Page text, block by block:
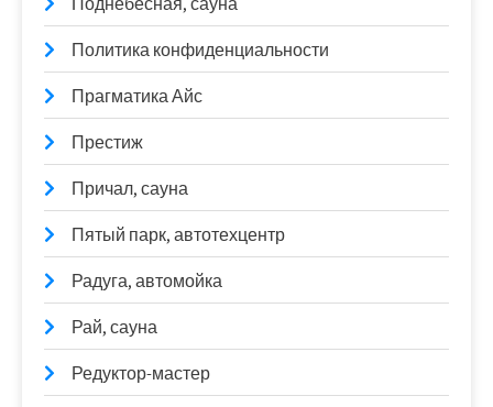
Политика конфиденциальности
Прагматика Айс
Престиж
Причал, сауна
Пятый парк, автотехцентр
Радуга, автомойка
Рай, сауна
Редуктор-мастер